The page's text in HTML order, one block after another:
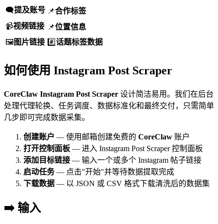
🗨️提及账号 📌合作标签
📹视频链接 📌位置信息
🖼️图片链接 #️⃣话题标签数据
如何使用 Instagram Post Scraper
CoreClaw Instagram Post Scraper 设计简洁易用。我们在后台
处理代理轮换、任务调度、数据标准化和最终交付，只需简单
几步即可完成数据采集。
创建账户 — 使用邮箱创建免费的 CoreClaw 账户
打开控制面板 — 进入 Instagram Post Scraper 控制面板
添加目标链接 — 输入一个或多个 Instagram 帖子链接
启动任务— 点击"开始"并等待数据提取完成
下载数据 — 以 JSON 或 CSV 格式下载清洗后的数据集
➡️ 输入